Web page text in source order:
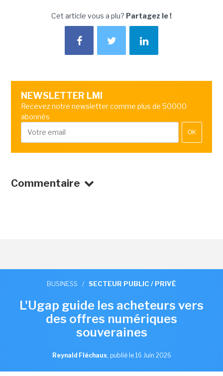
Cet article vous a plu? Partagez le !
NEWSLETTER LMI
Recevez notre newsletter comme plus de 50000
abonnés
OK
Commentaire
BUSINESS / SECTEUR PUBLIC / PRIVÉ
L'Ugap guide les acheteurs vers
des offres numériques
souveraines
Reynald Fléchaux, publié le 16 Juin 2026